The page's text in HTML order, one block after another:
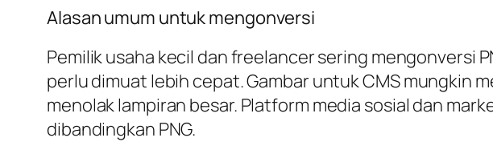
Alasan umum untuk mengonversi
Pemilik usaha kecil dan freelancer sering mengonversi
perlu dimuat lebih cepat. Gambar untuk CMS mungkin
menolak lampiran besar. Platform media sosial dan
dibandingkan PNG.